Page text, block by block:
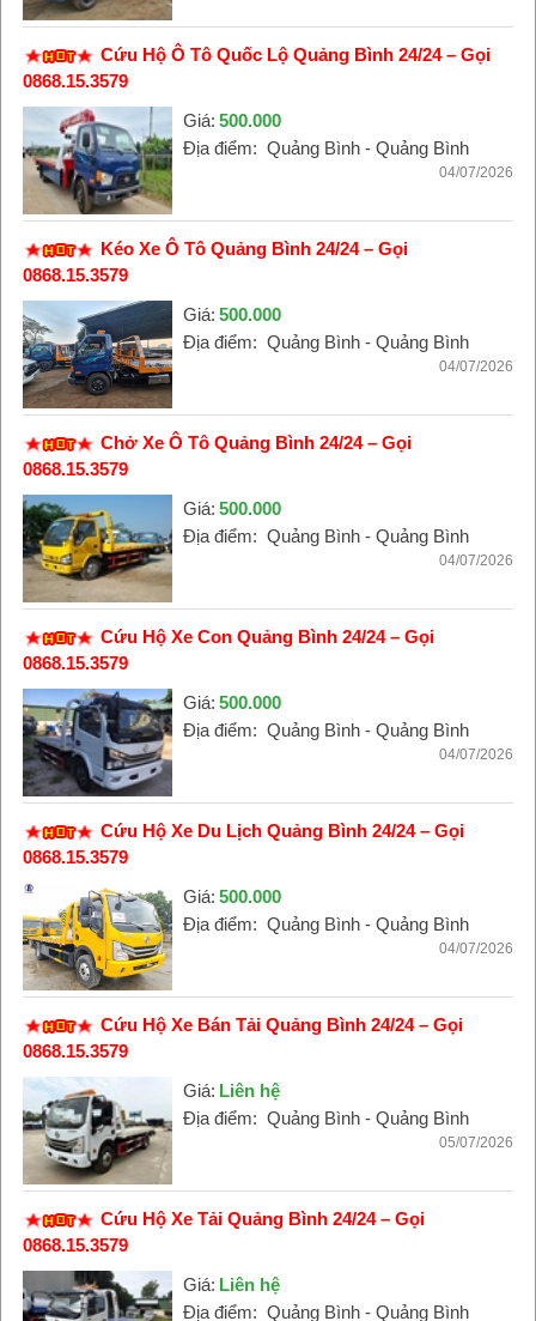
Cứu Hộ Ô Tô Quốc Lộ Quảng Bình 24/24 – Gọi
0868.15.3579
Giá: 500.000
Địa điểm: Quảng Bình - Quảng Bình
04/07/2026
Kéo Xe Ô Tô Quảng Bình 24/24 – Gọi
0868.15.3579
Giá: 500.000
Địa điểm: Quảng Bình - Quảng Bình
04/07/2026
Chở Xe Ô Tô Quảng Bình 24/24 – Gọi
0868.15.3579
Giá: 500.000
Địa điểm: Quảng Bình - Quảng Bình
04/07/2026
Cứu Hộ Xe Con Quảng Bình 24/24 – Gọi
0868.15.3579
Giá: 500.000
Địa điểm: Quảng Bình - Quảng Bình
04/07/2026
Cứu Hộ Xe Du Lịch Quảng Bình 24/24 – Gọi
0868.15.3579
Giá: 500.000
Địa điểm: Quảng Bình - Quảng Bình
04/07/2026
Cứu Hộ Xe Bán Tải Quảng Bình 24/24 – Gọi
0868.15.3579
Giá: Liên hệ
Địa điểm: Quảng Bình - Quảng Bình
05/07/2026
Cứu Hộ Xe Tải Quảng Bình 24/24 – Gọi
0868.15.3579
Giá: Liên hệ
Địa điểm: Quảng Bình - Quảng Bình